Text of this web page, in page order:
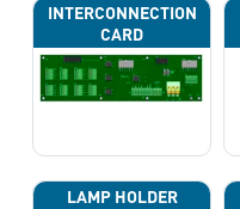
INTERCONNECTION
CARD
LAMP HOLDER